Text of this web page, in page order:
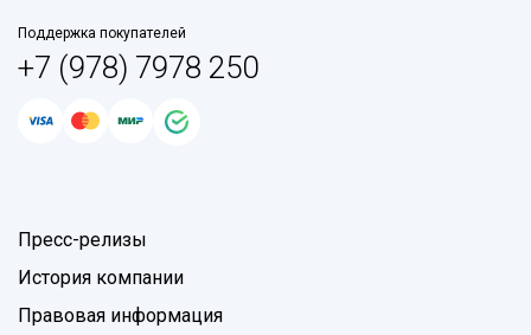
Поддержка покупателей
+7 (978) 7978 250
Пресс-релизы
История компании
Правовая информация